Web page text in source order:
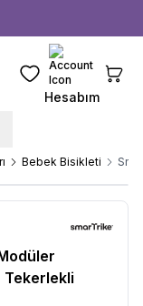
Favorilerim
Hesabım
Bebek Bisikleti
Tekerlekli